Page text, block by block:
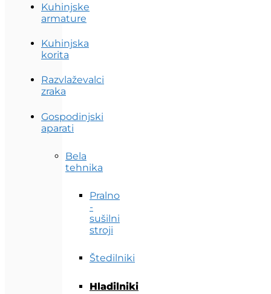
Kuhinjske
armature
Kuhinjska
korita
Razvlaževalci
zraka
Gospodinjski
aparati
Bela
tehnika
Pralno
-
sušilni
stroji
Štedilniki
Hladilniki